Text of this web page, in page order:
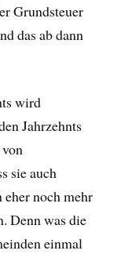
Grundsteuer
das ab dann
wird
Jahrzehnts
sie auch
noch mehr
Denn was die
einmal